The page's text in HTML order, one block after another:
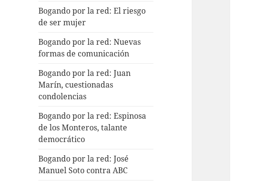
Bogando por la red: El riesgo
de ser mujer
Bogando por la red: Nuevas
formas de comunicación
Bogando por la red: Juan
Marín, cuestionadas
condolencias
Bogando por la red: Espinosa
de los Monteros, talante
democrático
Bogando por la red: José
Manuel Soto contra ABC